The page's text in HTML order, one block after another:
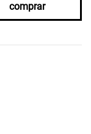
comprar